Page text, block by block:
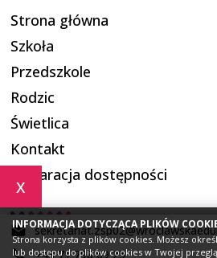
x
INFORMACJA DOTYCZĄCA PLIKÓW
Strona korzysta z plików cookies. Możesz
lub dostępu do plików cookies w Twojej
+48 71 798 69 25
Strona główna
Szkoła
Przedszkole
Rodzic
Świetlica
Kontakt
Deklaracja dostępności